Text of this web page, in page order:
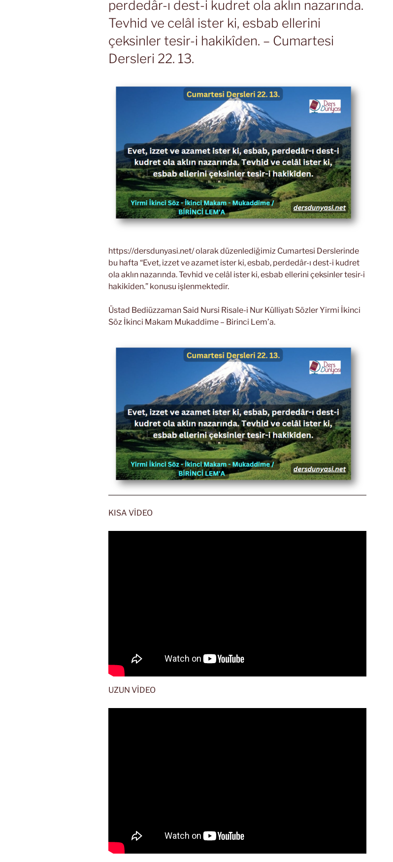
perdedâr-ı dest-i kudret ola aklın nazarında.
Tevhid ve celâl ister ki, esbab ellerini
çeksinler tesir-i hakikîden. – Cumartesi
Dersleri 22. 13.
https://dersdunyasi.net/ olarak düzenlediğimiz Cumartesi Derslerinde
bu hafta “Evet, izzet ve azamet ister ki, esbab, perdedâr-ı dest-i kudret
ola aklın nazarında. Tevhid ve celâl ister ki, esbab ellerini çeksinler tesir-i
hakikîden.” konusu işlenmektedir.
Üstad Bediüzzaman Said Nursi Risale-i Nur Külliyatı Sözler Yirmi İkinci
Söz İkinci Makam Mukaddime – Birinci Lem’a.
KISA VİDEO
UZUN VİDEO